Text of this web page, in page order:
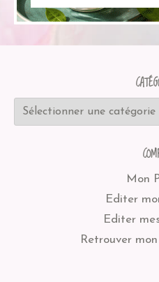
Mon
Editer
Editer
Retrouver